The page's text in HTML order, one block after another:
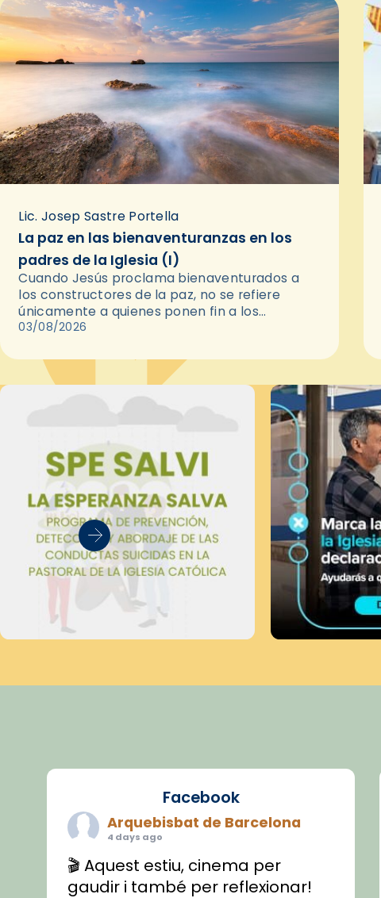
Lic. Josep Sastre Portella
La paz en las bienaventuranzas en los
padres de la Iglesia (I)
Cuando Jesús proclama bienaventurados a
los constructores de la paz, no se refiere
únicamente a quienes ponen fin a los
conflictos. Los Padres de la Iglesia nos
03/08/2026
Facebook
Arquebisbat de Barcelona
4 days ago
🎬 Aquest estiu, cinema per
gaudir i també per reflexionar!